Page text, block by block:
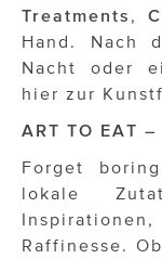
Treatments ,
Hand. Nach
Nacht oder
hier zur
ART TO EAT –
Forget
lokale
Raffinesse. Ob